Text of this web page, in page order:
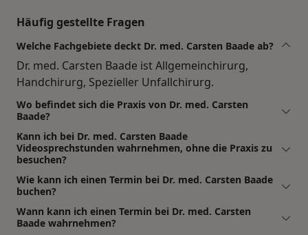
Häufig gestellte Fragen
Welche Fachgebiete deckt Dr. med. Carsten Baade ab?
Dr. med. Carsten Baade ist Allgemeinchirurg,
Handchirurg, Spezieller Unfallchirurg.
Wo befindet sich die Praxis von Dr. med. Carsten
Baade?
Kann ich bei Dr. med. Carsten Baade
Videosprechstunden wahrnehmen, ohne die Praxis zu
besuchen?
Wie kann ich einen Termin bei Dr. med. Carsten Baade
buchen?
Wann kann ich einen Termin bei Dr. med. Carsten
Baade wahrnehmen?